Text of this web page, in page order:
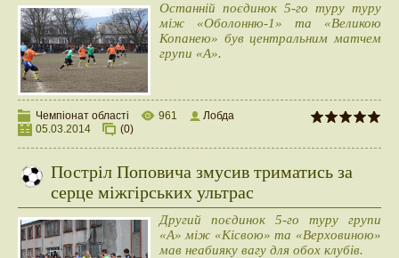
Останній поєдинок 5-го туру туру
між «Оболонню-1» та «Великою
Копанею» був центральним матчем
групи «А».
Чемпіонат області 961
Лобда
05.03.2014
(0)
Постріл Поповича змусив триматись за
серце міжгірських ультрас
Другий поєдинок 5-го туру групи
«А» між «Кісвою» та «Верховиною»
мав неабияку вагу для обох клубів.